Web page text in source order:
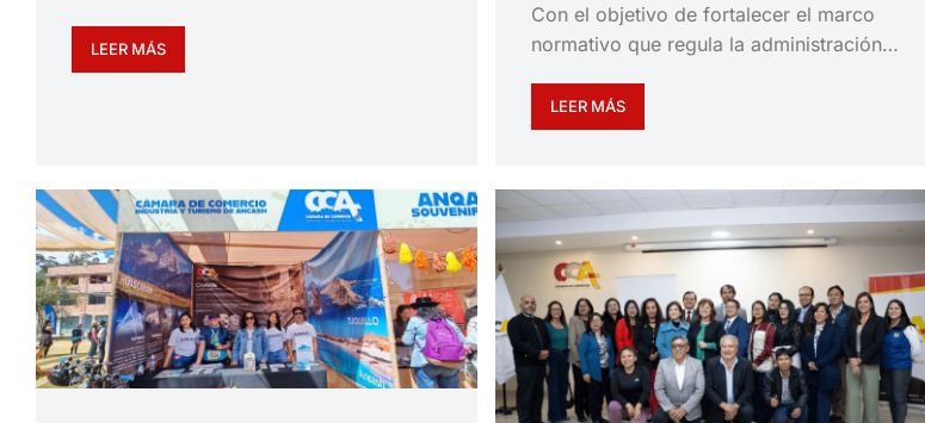
LEER MÁS
Con el objetivo de fortalecer el marco
normativo que regula la administración…
LEER MÁS